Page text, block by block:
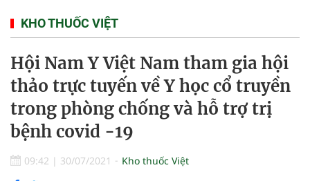
KHO THUỐC VIỆT
Hội Nam Y Việt Nam tham gia hội
thảo trực tuyến về Y học cổ truyền
trong phòng chống và hỗ trợ trị
bệnh covid -19
09:42 | 30/07/2021 Kho thuốc Việt